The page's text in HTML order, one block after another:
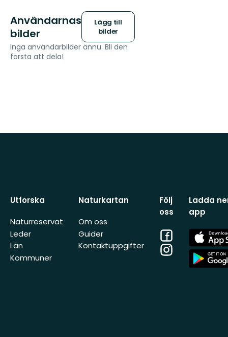
Användarnas
bilder
Lägg till
bilder
Inga användarbilder ännu. Bli den
första att dela!
Utforska
Naturreservat
Leder
Län
Kommuner
Naturkartan
Om oss
Guider
Kontaktuppgifter
Följ
oss
Facebook
Instagram
Ladda
app
App
Store
App
Store